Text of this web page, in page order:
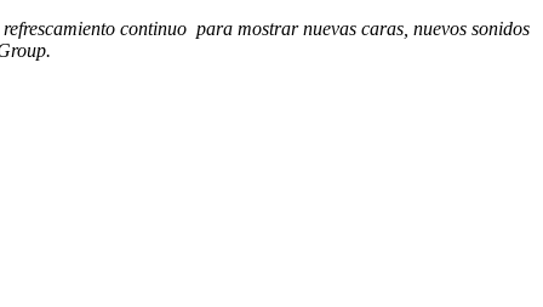
continuo para mostrar nuevas caras, nuevos sonidos